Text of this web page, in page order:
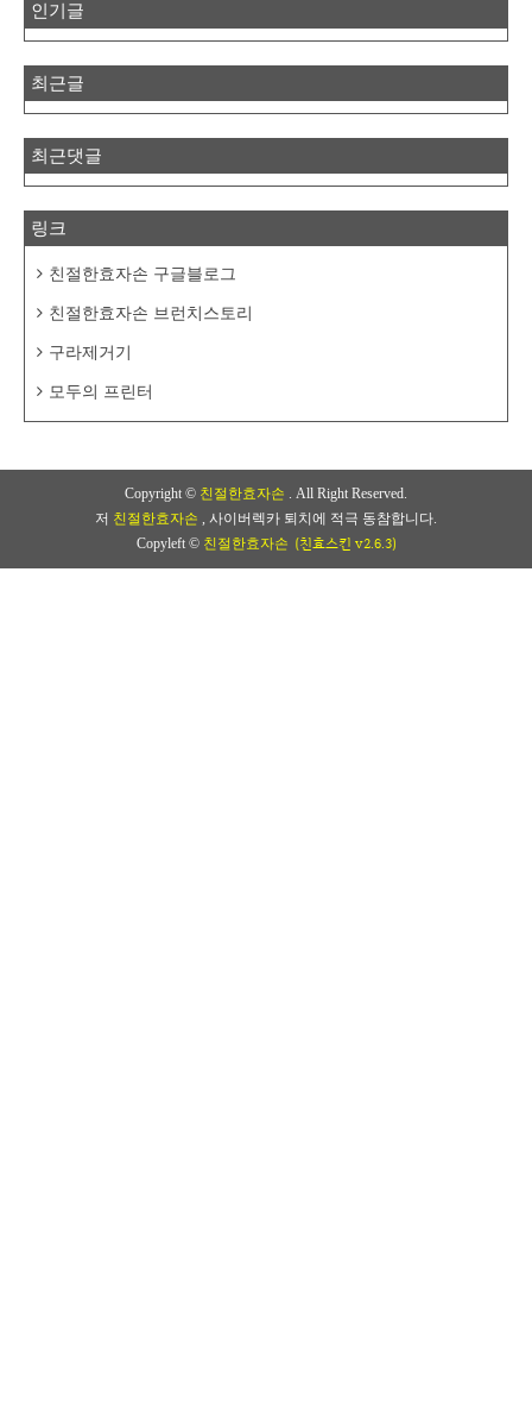
인기글
최근글
최근댓글
링크
친절한효자손 구글블로그
친절한효자손 브런치스토리
구라제거기
모두의 프린터
Copyright © 친절한효자손 . All Right Reserved.
저 친절한효자손 , 사이버렉카 퇴치에 적극 동참합니다.
Copyleft © 친절한효자손 (친효스킨 v2.6.3)